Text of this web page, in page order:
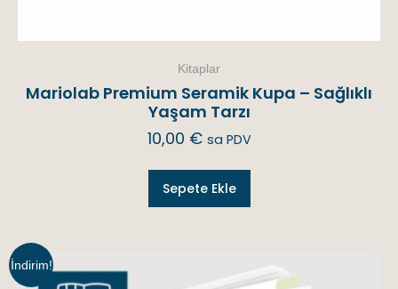
Kitaplar
Mariolab Premium Seramik Kupa – Sağlıklı
Yaşam Tarzı
10,00 € sa PDV
Sepete Ekle
İndirim!